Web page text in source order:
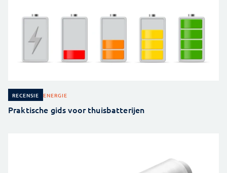
RECENSIE ENERGIE
Praktische gids voor thuisbatterijen